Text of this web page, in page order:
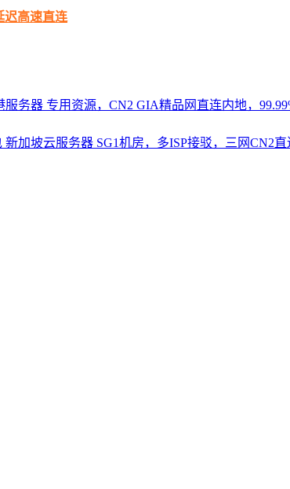
迟高速直连
服务器 专用资源，CN2 GIA精品网直连内地，
新加坡云服务器 SG1机房，多ISP接驳，三网CN2